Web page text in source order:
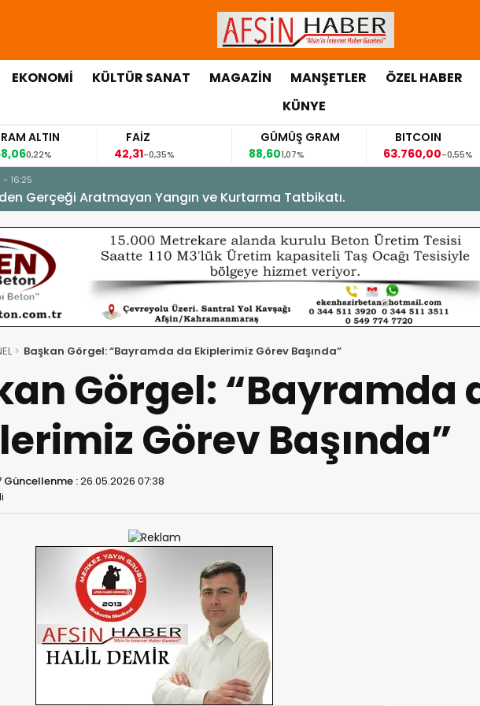
EKONOMİ KÜLTÜR SANAT MAGAZİN MANŞETLER
ÖZEL HABER
KÜNYE
FAİZ
42,31
-0,35%
GÜMÜŞ GRAM
88,60
1,07%
BITCOIN
63.760,00-0,55%
16:25
Gerçeği Aratmayan Yangın ve Kurtarma Tatbikatı.
Başkan Görgel: “Bayramda da Ekiplerimiz Görev Başında”
Görgel: “Bayramda
Görev Başında”
Güncellenme :26.05.2026 07:38